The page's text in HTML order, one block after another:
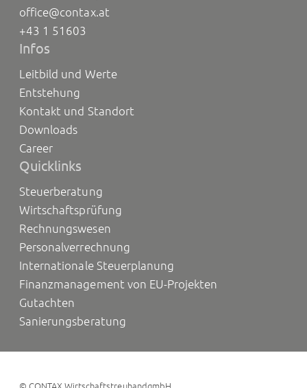
office@contax.at
+43 1 51603
Infos
Leitbild und Werte
Entstehung
Kontakt und Standort
Downloads
Career
Quicklinks
Steuerberatung
Wirtschaftsprüfung
Rechnungswesen
Personalverrechnung
Internationale Steuerplanung
Finanzmanagement von EU-Projekten
Gutachten
Sanierungsberatung
©CONTAX WirtschaftstreuhandgmbH